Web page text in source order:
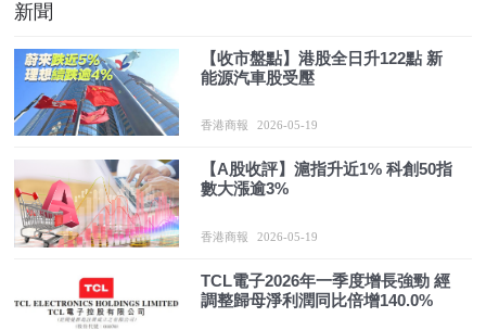
新聞
【收市盤點】港股全日升122點 新
能源汽車股受壓
香港商報 2026-05-19
【A股收評】滬指升近1% 科創50指
數大漲逾3%
香港商報 2026-05-19
TCL電子2026年一季度增長強勁 經
調整歸母淨利潤同比倍增140.0%